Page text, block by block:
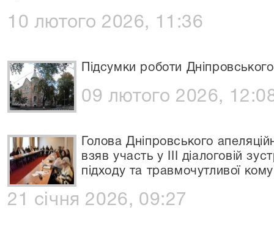
10 лютого 2026, 11:36
Підсумки роботи
09 лютого 2026,
Голова Дніпровського
взяв участь у ІІІ діалоговій
підходу та травмочутливої
21 січня 2026, 09:27